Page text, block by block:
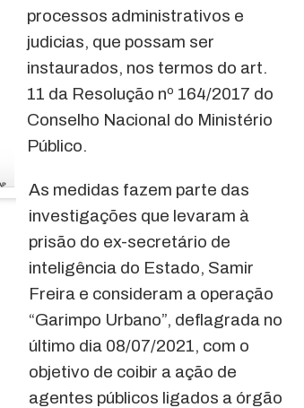
processos administrativos e
judicias, que possam ser
instaurados, nos termos do art.
11 da Resolução nº 164/2017 do
Conselho Nacional do Ministério
Público.
As medidas fazem parte das
investigações que levaram à
prisão do ex-secretário de
inteligência do Estado, Samir
Freira e consideram a operação
“Garimpo Urbano”, deflagrada no
último dia 08/07/2021, com o
objetivo de coibir a ação de
agentes públicos ligados a órgão